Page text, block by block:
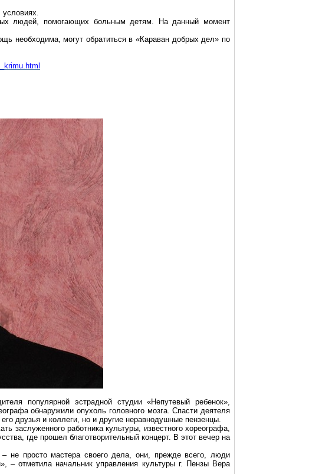
людей, помогающих больным детям. На данный момент
необходима, могут обратиться в «Караван добрых дел» по
популярной эстрадной студии «Непутевый ребенок»,
обнаружили опухоль головного мозга. Спасти деятеля
друзья и коллеги, но и другие неравнодушные пензенцы.
заслуженного работника культуры, известного хореографа,
где прошел благотворительный концерт. В этот вечер на
не просто мастера своего дела, они, прежде всего, люди
отметила начальник управления культуры г. Пензы Вера